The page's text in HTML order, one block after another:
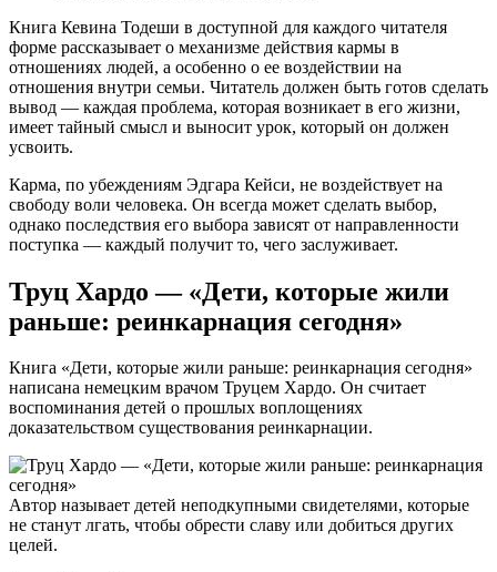
Книга Кевина Тодеши в доступной для каждого читателя
форме рассказывает о механизме действия кармы в
отношениях людей, а особенно о ее воздействии на
отношения внутри семьи. Читатель должен быть готов сделать
вывод — каждая проблема, которая возникает в его жизни,
имеет тайный смысл и выносит урок, который он должен
усвоить.
Карма, по убеждениям Эдгара Кейси, не воздействует на
свободу воли человека. Он всегда может сделать выбор,
однако последствия его выбора зависят от направленности
поступка — каждый получит то, чего заслуживает.
Труц Хардо — «Дети, которые жили
раньше: реинкарнация сегодня»
Книга «Дети, которые жили раньше: реинкарнация сегодня»
написана немецким врачом Труцем Хардо. Он считает
воспоминания детей о прошлых воплощениях
доказательством существования реинкарнации.
Автор называет детей неподкупными свидетелями, которые
не станут лгать, чтобы обрести славу или добиться других
целей.